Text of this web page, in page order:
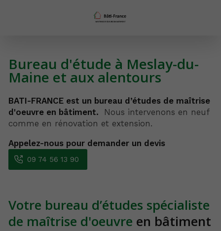
Bureau d'étude à Meslay-du-
Maine et aux alentours
BATI-FRANCE est un bureau d’études de maîtrise
d'oeuvre en bâtiment.
Nous intervenons en neuf
comme en rénovation et extension.
Appelez-nous pour demander un devis
09 74 56 13 90
Votre bureau d’études spécialiste
de maîtrise d'oeuvre en bâtiment